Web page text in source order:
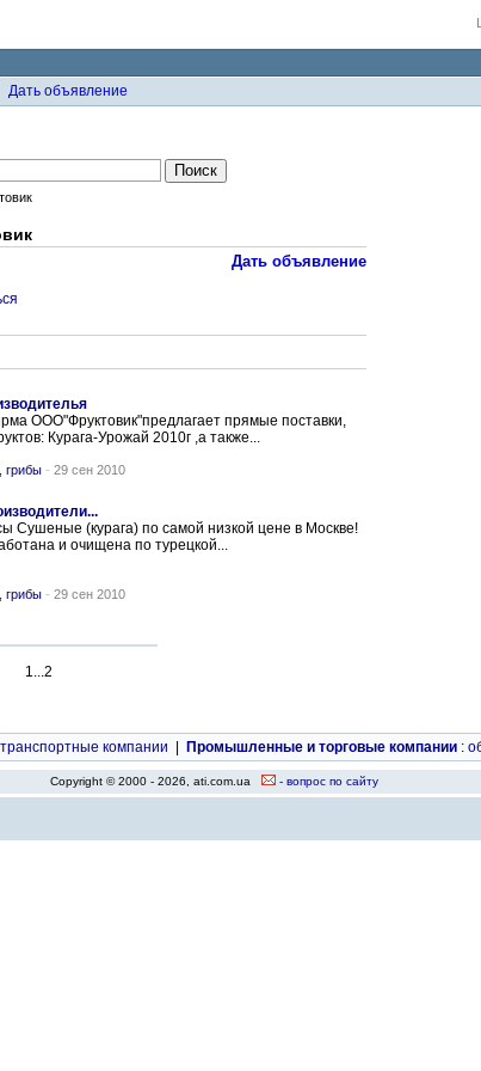
Дaть объявление
Дать объявление
ООО"Фруктовик"предлагает прямые поставки,
Курага-Урожай 2010г ,а также...
грибы - 29 сен 2010
Сушеные (курага) по самой низкой цене в Москве!
и очищена по турецкой...
грибы - 29 сен 2010
1...2
транспортные компании Промышленные и торговые компании :
Copyright © 2000 - 2026, ati.com.ua - вопрос по сайту